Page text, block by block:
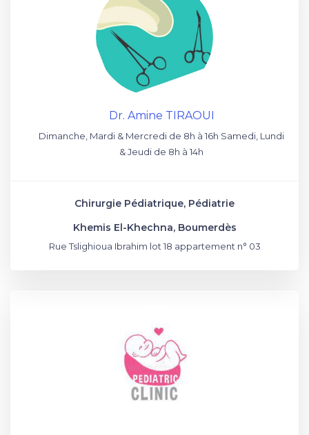
Dr. Amine TIRAOUI
Dimanche, Mardi & Mercredi de 8h à 16h Samedi, Lundi
& Jeudi de 8h à 14h
Chirurgie Pédiatrique, Pédiatrie
Khemis El-Khechna, Boumerdès
Rue Tslighioua Ibrahim lot 18 appartement n° 03